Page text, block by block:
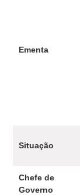
Ementa
Situação
Chefe de
Governo